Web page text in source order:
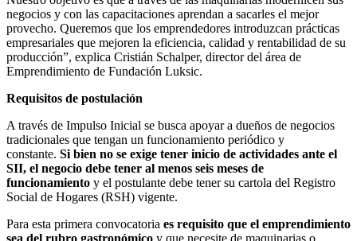
negocios y con las capacitaciones aprendan a sacarles el mejor
provecho. Queremos que los emprendedores introduzcan prácticas
empresariales que mejoren la eficiencia, calidad y rentabilidad de su
producción”, explica Cristián Schalper, director del área de
Emprendimiento de Fundación Luksic.
Requisitos de postulación
A través de Impulso Inicial se busca apoyar a dueños de negocios
tradicionales que tengan un funcionamiento periódico y
constante. Si bien no se exige tener inicio de actividades ante el
SII, el negocio debe tener al menos seis meses de
funcionamiento y el postulante debe tener su cartola del Registro
Social de Hogares (RSH) vigente.
Para esta primera convocatoria es requisito que el emprendimiento
sea del rubro gastronómico y que necesite de maquinarias o